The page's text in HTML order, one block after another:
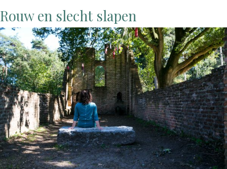
Rouw en slecht slapen